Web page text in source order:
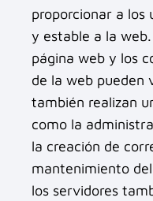
proporcionar a los
y estable a la
página web y los
de la web pueden
también realizan
como la
la creación de
mantenimiento
los servidores